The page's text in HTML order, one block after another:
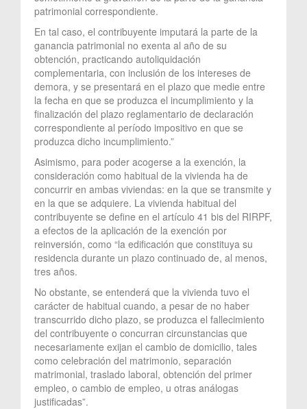
patrimonial correspondiente.
En tal caso, el contribuyente imputará la parte de la
ganancia patrimonial no exenta al año de su
obtención, practicando autoliquidación
complementaria, con inclusión de los intereses de
demora, y se presentará en el plazo que medie entre
la fecha en que se produzca el incumplimiento y la
finalización del plazo reglamentario de declaración
correspondiente al período impositivo en que se
produzca dicho incumplimiento.”
Asimismo, para poder acogerse a la exención, la
consideración como habitual de la vivienda ha de
concurrir en ambas viviendas: en la que se transmite y
en la que se adquiere. La vivienda habitual del
contribuyente se define en el artículo 41 bis del RIRPF,
a efectos de la aplicación de la exención por
reinversión, como “la edificación que constituya su
residencia durante un plazo continuado de, al menos,
tres años.
No obstante, se entenderá que la vivienda tuvo el
carácter de habitual cuando, a pesar de no haber
transcurrido dicho plazo, se produzca el fallecimiento
del contribuyente o concurran circunstancias que
necesariamente exijan el cambio de domicilio, tales
como celebración del matrimonio, separación
matrimonial, traslado laboral, obtención del primer
empleo, o cambio de empleo, u otras análogas
justificadas”.